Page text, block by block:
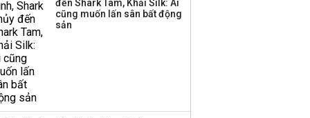
‘phất lên’ trong tháng 8,
nhóm ngành nào có
đến Shark Tam, Khải Silk: Ai
cũng muốn lấn sân bất động
sản